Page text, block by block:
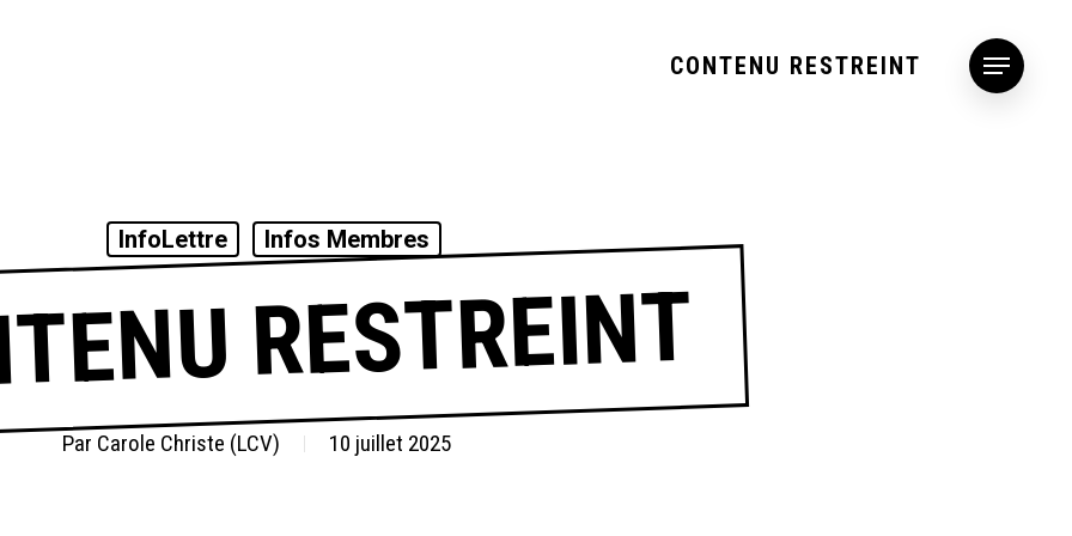
CONTENU RESTREINT Menu
InfoLettre Infos Membres
RESTREINT
Par Carole Christe (LCV) 10 juillet 2025